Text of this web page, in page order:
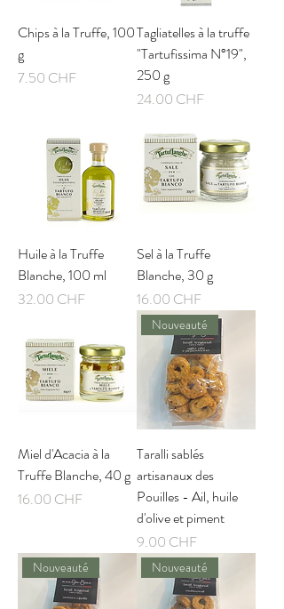
Chips à la Truffe, 100
g
Prix
7.50 CHF
Tagliatelles à la truffe
"Tartufissima N°19",
250 g
Prix
24.00 CHF
Huile à la Truffe
Blanche, 100 ml
Prix
32.00 CHF
Sel à la Truffe
Blanche, 30 g
Prix
16.00 CHF
Miel d'Acacia à la
Truffe Blanche, 40 g
Prix
16.00 CHF
Nouveauté
Taralli sablés
artisanaux des
Pouilles - Ail, huile
d'olive et piment
Prix
9.00 CHF
Nouveauté Nouveauté